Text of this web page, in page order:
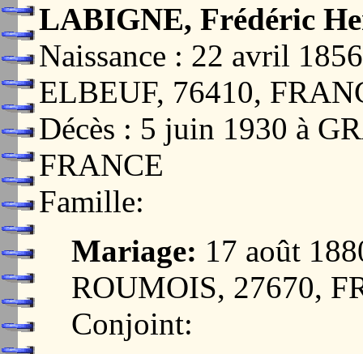
LABIGNE, Frédéric
Naissance : 22 avril
ELBEUF, 76410,
Décès : 5 juin 1930 à
FRANCE
Famille:
Mariage: 17 août
ROUMOIS, 27670,
Conjoint: